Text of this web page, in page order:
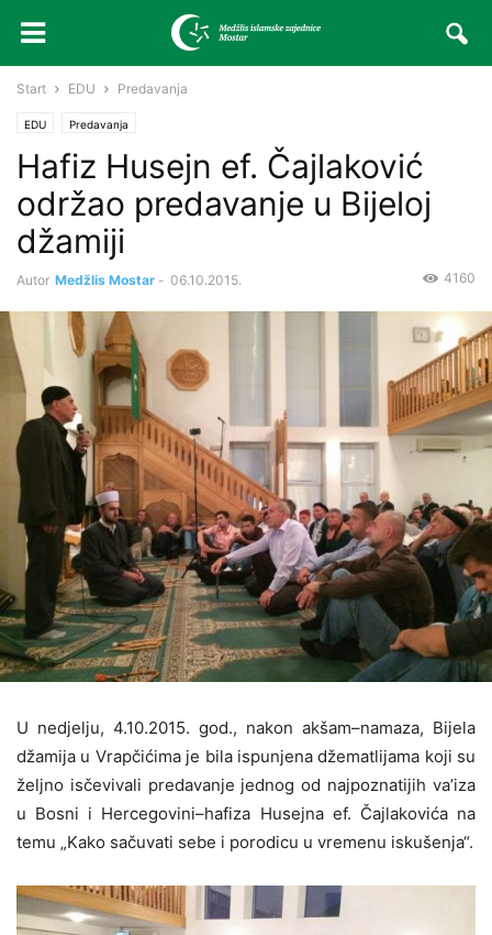
Start EDU Predavanja
EDU Predavanja
Hafiz Husejn ef. Čajlaković
održao predavanje u Bijeloj
džamiji
Autor Medžlis Mostar - 06.10.2015. 4160
U nedjelju, 4.10.2015. god., nakon akšam–namaza, Bijela
džamija u Vrapčićima je bila ispunjena džematlijama koji su
željno isčevivali predavanje jednog od najpoznatijih va’iza
u Bosni i Hercegovini–hafiza Husejna ef. Čajlakovića na
temu „Kako sačuvati sebe i porodicu u vremenu iskušenja“.